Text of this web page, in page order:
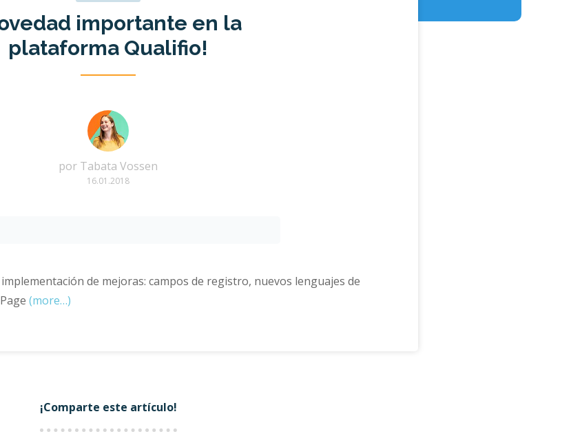
importante en la
plataforma Qualifio!
por Tabata Vossen
16.01.2018
de mejoras: campos de registro, nuevos lenguajes de
(more…)
¡Comparte este artículo!